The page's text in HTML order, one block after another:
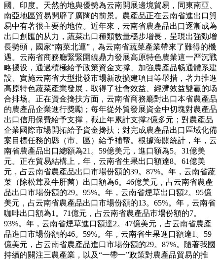
國、印度。天然的地舆優勢為云南開展邊境貿易，同東南亞、
南亞地區貿易開辟了廣闊的前景。農產品正在云南省進出口貿
易中有著很主要的地位。近年來，云南省農產品出口逐漸成為
出口創匯的从力，蔬菜出口種類數量穩步增長，呈現出強勁增
長勢頭，國家“南菜北運”，為云南省蔬菜產業帶來了難得的機
遇。云南省商務廳緊緊圍繞鼎力發展高原特色農業這一严沉戰
略摆设，通過積極給予政策資金支撑、加強農產品畅通體系建
設、實施云南省大型批發市場新改擴建項目等舉措，著力推進
高原特色蔬菜產業發展，取得了社會效益、經濟效益雙贏的场
合排场。正在資金搀扶方面，云南省商務廳對出口本省農產品
的農產品企業進行獎勵；每年從外貿發展資金中切塊對農產品
出口信用保費給予支撑，截止年累計支撑2億多元；對農產品
企業國際市場開拓給予資金搀扶；對完成農產品出口區域化備
案目標任務的縣（市、區）給予補帮。根據海關統計，年，云
南省農產品出口總額為21。59億美元，進口額為5。31億美
元。正在貿易結構上，年，云南省生果出口額達8。61億美
元，占云南省農產品出口市場份額的39。87%。年，云南省蔬
菜（除松茸及牛肝菌）出口額為6。46億美元，占云南省農產
品出口市場份額的29。95%。年，云南省煙草出口額2。95億
美元，占云南省農產品出口市場份額的13。65%。年，云南省
咖啡出口額為1。71億元，占云南省農產品市場份額的7。
93%。年，云南省煙草進口額達2。47億美元，占云南省農產
品進口市場份額的46。59%。年，云南省生果進口額達1。59
億美元，占云南省農產品進口市場份額的29。87%。隨著我國
持續的關注三農產業，以及“一帶一”政策對農產品貿易的推